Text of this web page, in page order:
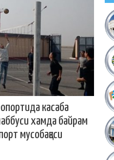
касаба
хамда байрам
мусобақаси